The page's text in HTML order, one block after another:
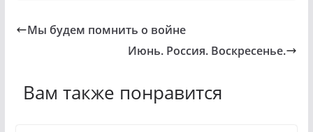
a
g
Мы будем помнить о войне
Июнь. Россия. Воскресенье.
Вам также понравится